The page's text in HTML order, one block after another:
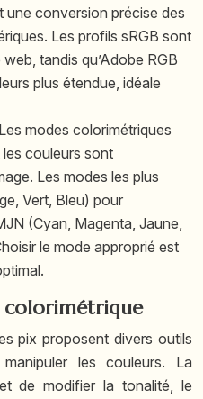
une conversion précise des
Les profils sRGB sont
tandis qu’Adobe RGB
plus étendue, idéale
Les modes colorimétriques
couleurs sont
Les modes les plus
Vert, Bleu) pour
(Cyan, Magenta, Jaune,
le mode approprié est
pix proposent divers outils
les couleurs. La
de modifier la tonalité, le